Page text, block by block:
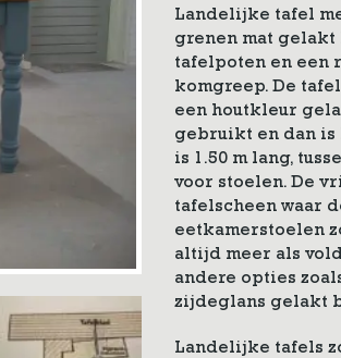
Landelijke tafel
grenen mat gelakt
tafelpoten en een
komgreep. De
een houtkleur
gebruikt en dan
is 1.50 m lang,
voor stoelen. De
tafelscheen waar
eetkamerstoelen
altijd meer als
andere opties
zijdeglans gelakt
Landelijke tafels